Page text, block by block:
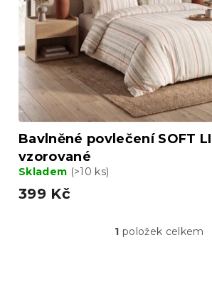
u
ů
Bavlněné povlečení SOFT
vzorované
Skladem (>10 ks)
399 Kč
O
1 položek celkem